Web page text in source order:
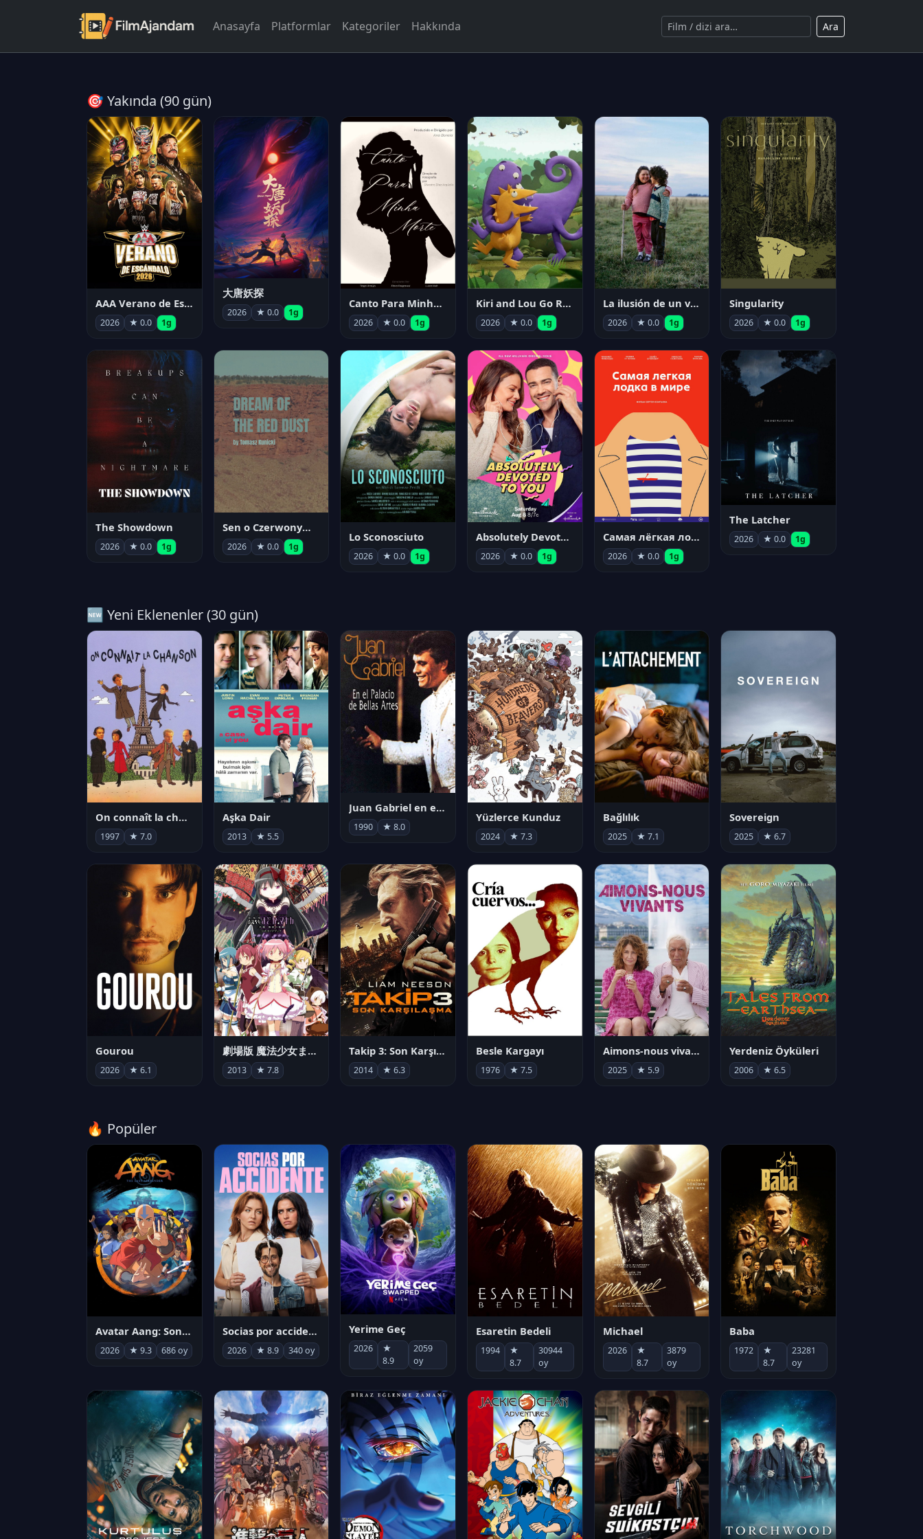
Anasayfa Platformlar Kategoriler Hakkında Ara
🎯 Yakında (90 gün)
AAA Verano de Escándalo 2026 - Week 3
2026 ★ 0.0 1g
大唐妖探
2026 ★ 0.0 1g
Canto Para Minha Morte
2026 ★ 0.0 1g
Kiri and Lou Go Raaa!
2026 ★ 0.0 1g
La ilusión de un verano sin fin
2026 ★ 0.0 1g
Singularity
2026 ★ 0.0 1g
The Showdown
2026 ★ 0.0 1g
Sen o Czerwonym Pyle
2026 ★ 0.0 1g
Lo Sconosciuto
2026 ★ 0.0 1g
Absolutely Devoted to You
2026 ★ 0.0 1g
Самая лёгкая лодка в мире
2026 ★ 0.0 1g
The Latcher
2026 ★ 0.0 1g
🆕 Yeni Eklenenler (30 gün)
On connaît la chanson
1997 ★ 7.0
Aşka Dair
2013 ★ 5.5
Juan Gabriel en el Palacio de Bellas Artes
1990 ★ 8.0
Yüzlerce Kunduz
2024 ★ 7.3
Bağlılık
2025 ★ 7.1
Sovereign
2025 ★ 6.7
Gourou
2026 ★ 6.1
劇場版 魔法少女まどか☆マギカ[新編]叛逆の物語
2013 ★ 7.8
Takip 3: Son Karşılaşma
2014 ★ 6.3
Besle Kargayı
1976 ★ 7.5
Aimons-nous vivants
2025 ★ 5.9
Yerdeniz Öyküleri
2006 ★ 6.5
🔥 Popüler
Avatar Aang: Son Havabükücü
2026 ★ 9.3 686 oy
Socias por accidente
2026 ★ 8.9 340 oy
Yerime Geç
2026
★
8.9
2059
oy
Esaretin Bedeli
1994
★
8.7
30944
oy
Michael
2026
★
8.7
3879
oy
Baba
1972
★
8.7
23281
oy